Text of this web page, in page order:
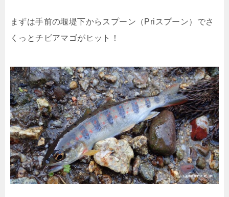
まずは手前の堰堤下からスプーン（Priスプーン）でさ
くっとチビアマゴがヒット！